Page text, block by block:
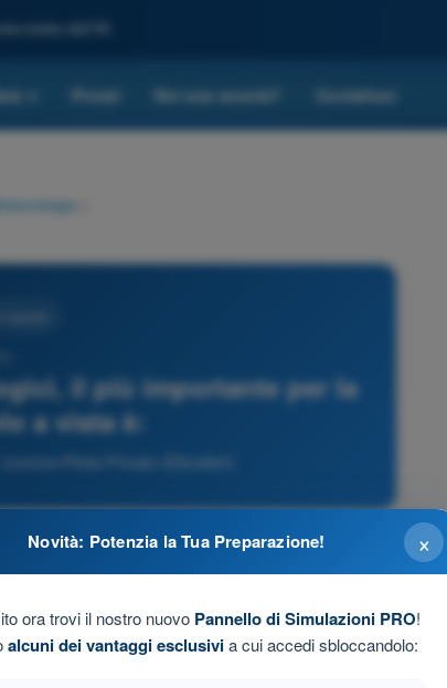
dall'IA
Prezzi Sei una scuola? Contattaci
il più importante per la
a vista è:
Pilota Privato (Elicotteri)
×
Novità: Potenzia la Tua Preparazione!
ora trovi il nostro nuovo Pannello di Simulazioni PRO!
alcuni dei vantaggi esclusivia cui accedi sbloccandolo: